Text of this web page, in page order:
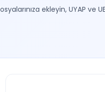
ekleyin, UYAP